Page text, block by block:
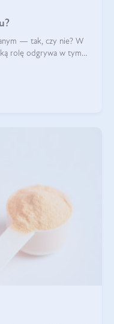
— tak, czy nie? W
rolę odgrywa w tym